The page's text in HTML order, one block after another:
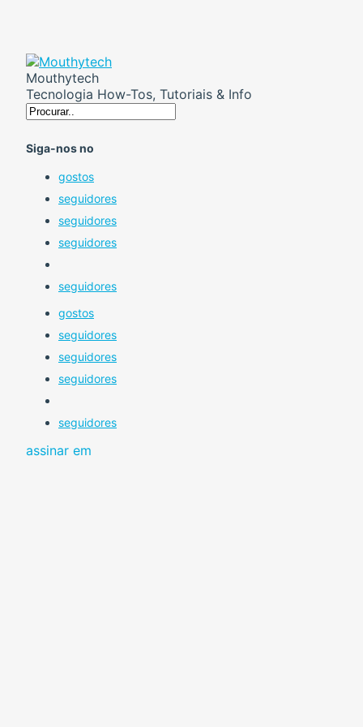
Mouthytech
Tecnologia How-Tos, Tutoriais & Info
Siga-nos no
gostos
seguidores
seguidores
seguidores
seguidores
gostos
seguidores
seguidores
seguidores
seguidores
assinar em